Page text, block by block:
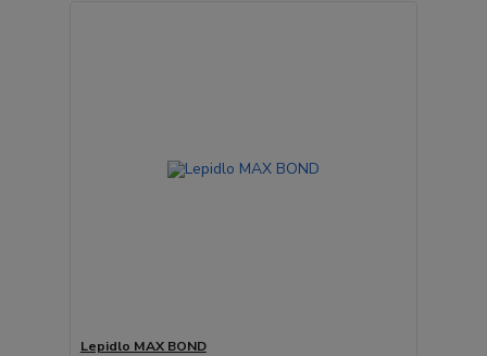
Lepidlo MAX BOND